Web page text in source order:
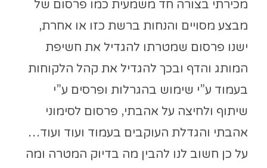
מכירתי בצורה חד משמעית כמו פרסום של
מבצע מסויים והנחות ברשת כזו או אחרת,
ישנו פרסום שמטרתו להגדיל את חשיפת
המותג והדף ובכך להגדיל את קהל הלקוחות
בעמוד ע”י שימוש בהגרלות ופרסים ע”י
שיתוף ולחיצה על אהבתי, פרסום לסימוני
אהבתי והגדלת העוקבים בעמוד ועוד ועוד…
על כן חשוב לנו להבין מה בדיוק המטרה ומה